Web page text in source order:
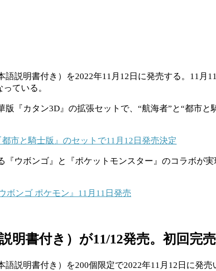
説明書付き）を2022年11月12日に発売する。11
ている。
版『カタン3D』の拡張セットで、“航海者”と“都市
市と騎士版』のセットで11月12日発売決定
『ウボンゴ』と『ポケットモンスター』のコラボが
ボンゴ ポケモン』11月11日発売
明書付き）が11/12発売。初回
説明書付き）を200個限定で2022年11月12日に発